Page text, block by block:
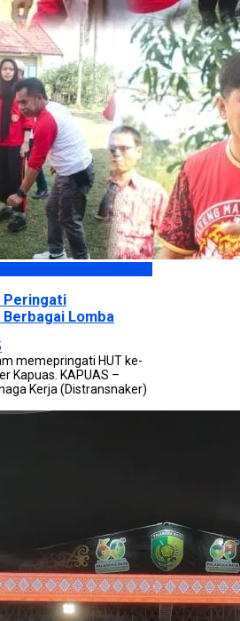
Peringati
Lomba
memepringati HUT ke-
Kapuas. KAPUAS –
Kerja (Distransnaker)